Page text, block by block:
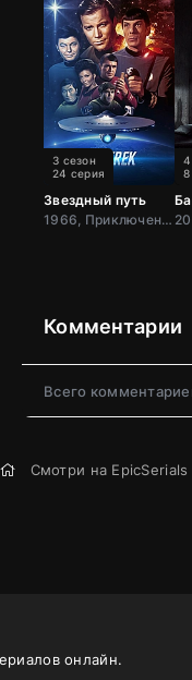
Звездный путь
1966, Приключения, Фантастика, Боевик, США
3 сезон
24 серия
4
8
Комментарии
Всего
Смотри на EpicSerials
онлайн.